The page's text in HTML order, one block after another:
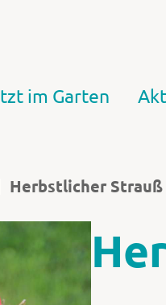
im Garten
Herbstlicher Strauß